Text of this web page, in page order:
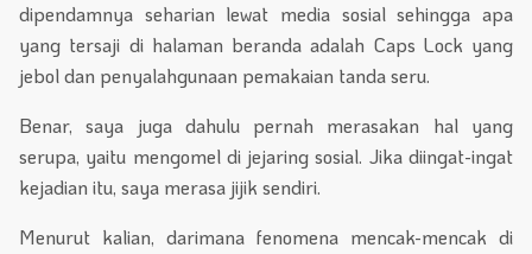
dipendamnya seharian lewat media sosial sehingga apa
yang tersaji di halaman beranda adalah Caps Lock yang
jebol dan penyalahgunaan pemakaian tanda seru.
Benar, saya juga dahulu pernah merasakan hal yang
serupa, yaitu mengomel di jejaring sosial. Jika diingat-ingat
kejadian itu, saya merasa jijik sendiri.
Menurut kalian, darimana fenomena mencak-mencak di